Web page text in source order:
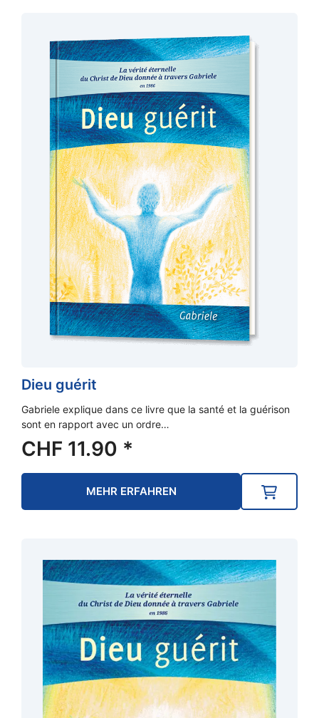
Dieu guérit
Gabriele explique dans ce livre que la santé et la guérison
sont en rapport avec un ordre…
CHF 11.90 *
MEHR ERFAHREN